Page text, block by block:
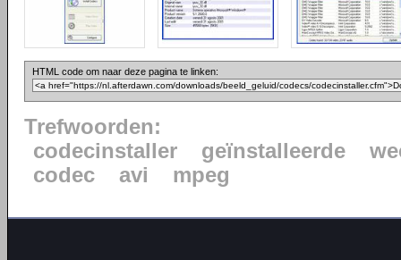
HTML code om naar deze pagina te linken:
Trefwoorden:
codecinstaller
geïnstalleerde
codec
avi mpeg